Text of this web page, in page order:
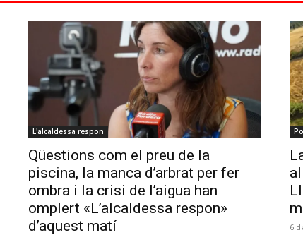
L'alcaldessa respon
Qüestions com el preu de la
piscina, la manca d’arbrat per fer
ombra i la crisi de l’aigua han
omplert «L’alcaldessa respon»
d’aquest matí
6